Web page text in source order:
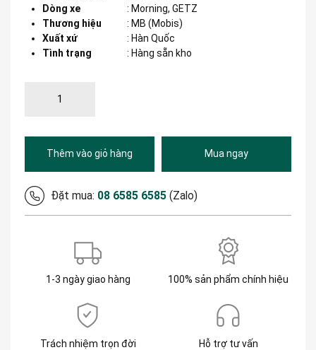
Dòng xe
: Morning, GETZ
Thương hiệu
: MB (Mobis)
Xuất xứ
: Hàn Quốc
Tình trạng
: Hàng sẵn kho
Thêm vào giỏ hàng Mua ngay
Đặt mua: 08 6585 6585 (Zalo)
1-3 ngày giao hàng 100% sản phẩm chính hiệu
Trách nhiệm trọn đời Hỗ trợ tư vấn